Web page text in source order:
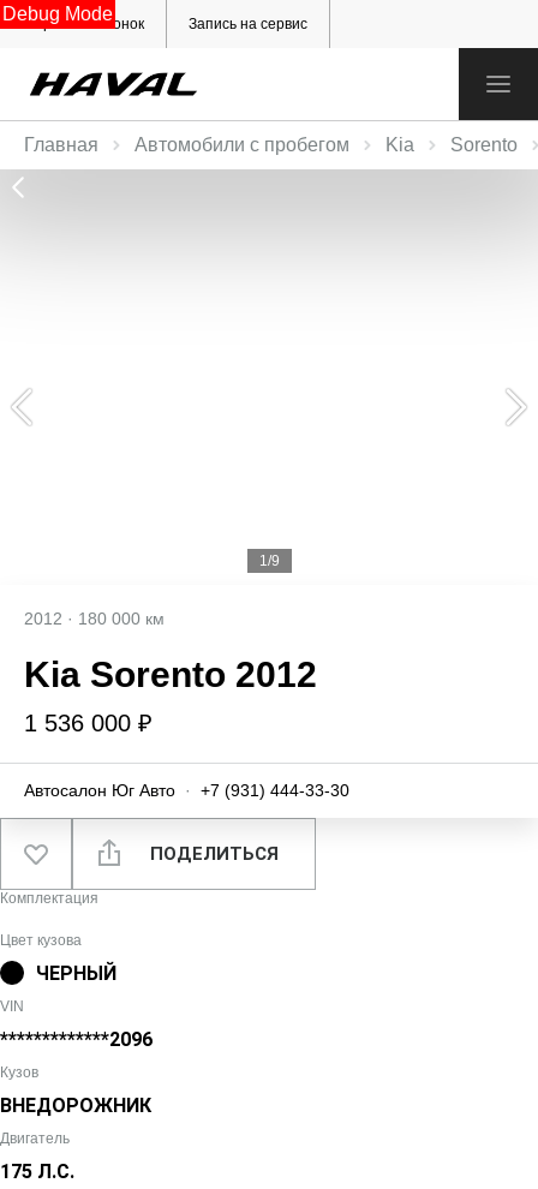
Debug Mode
Обратный звонок Запись на сервис
Главная Автомобили с пробегом Kia Sorento
1/9
2012 · 180 000 км
Kia Sorento 2012
1 536 000 ₽
Автосалон Юг Авто · +7 (931) 444-33-30
ПОДЕЛИТЬСЯ
Комплектация
Цвет кузова
ЧЕРНЫЙ
VIN
*************2096
Кузов
ВНЕДОРОЖНИК
Двигатель
175 Л.С.